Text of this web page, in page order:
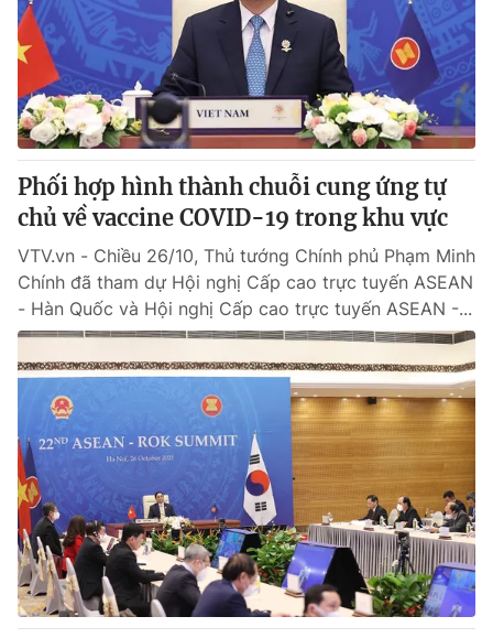
Phối hợp hình thành chuỗi cung ứng tự
chủ về vaccine COVID-19 trong khu vực
VTV.vn - Chiều 26/10, Thủ tướng Chính phủ Phạm Minh
Chính đã tham dự Hội nghị Cấp cao trực tuyến ASEAN
- Hàn Quốc và Hội nghị Cấp cao trực tuyến ASEAN -...